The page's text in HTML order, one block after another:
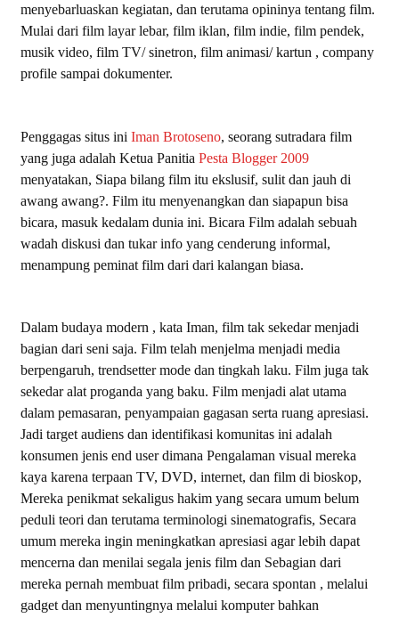
menyebarluaskan kegiatan, dan terutama opininya tentang film.
Mulai dari film layar lebar, film iklan, film indie, film pendek,
musik video, film TV/ sinetron, film animasi/ kartun , company
profile sampai dokumenter.
Penggagas situs ini Iman Brotoseno, seorang sutradara film
yang juga adalah Ketua Panitia Pesta Blogger 2009
menyatakan, Siapa bilang film itu ekslusif, sulit dan jauh di
awang awang?. Film itu menyenangkan dan siapapun bisa
bicara, masuk kedalam dunia ini. Bicara Film adalah sebuah
wadah diskusi dan tukar info yang cenderung informal,
menampung peminat film dari dari kalangan biasa.
Dalam budaya modern , kata Iman, film tak sekedar menjadi
bagian dari seni saja. Film telah menjelma menjadi media
berpengaruh, trendsetter mode dan tingkah laku. Film juga tak
sekedar alat proganda yang baku. Film menjadi alat utama
dalam pemasaran, penyampaian gagasan serta ruang apresiasi.
Jadi target audiens dan identifikasi komunitas ini adalah
konsumen jenis end user dimana Pengalaman visual mereka
kaya karena terpaan TV, DVD, internet, dan film di bioskop,
Mereka penikmat sekaligus hakim yang secara umum belum
peduli teori dan terutama terminologi sinematografis, Secara
umum mereka ingin meningkatkan apresiasi agar lebih dapat
mencerna dan menilai segala jenis film dan Sebagian dari
mereka pernah membuat film pribadi, secara spontan , melalui
gadget dan menyuntingnya melalui komputer bahkan